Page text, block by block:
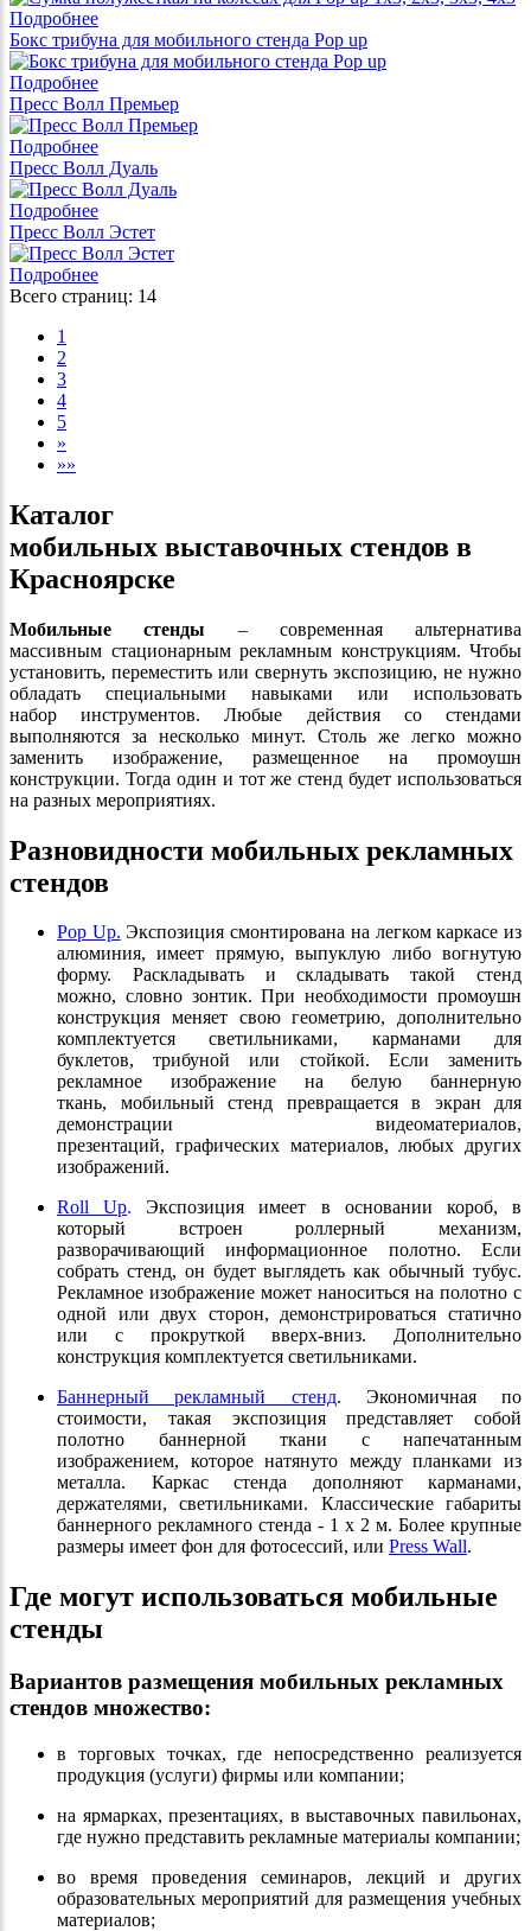
Подробнее
Бокс трибуна для мобильного стенда Pop up
Подробнее
Пресс Волл Премьер
Подробнее
Пресс Волл Дуаль
Подробнее
Пресс Волл Эстет
Подробнее
Всего страниц: 14
1
2
3
4
5
»
»»
Каталог
мобильных выставочных стендов в
Красноярске
Мобильные стенды – современная альтернатива
массивным стационарным рекламным конструкциям. Чтобы
установить, переместить или свернуть экспозицию, не нужно
обладать специальными навыками или использовать
набор инструментов. Любые действия со стендами
выполняются за несколько минут. Столь же легко можно
заменить изображение, размещенное на промоушн
конструкции. Тогда один и тот же стенд будет использоваться
на разных мероприятиях.
Разновидности мобильных рекламных
стендов
Pop Up. Экспозиция смонтирована на легком каркасе из
алюминия, имеет прямую, выпуклую либо вогнутую
форму. Раскладывать и складывать такой стенд
можно, словно зонтик. При необходимости промоушн
конструкция меняет свою геометрию, дополнительно
комплектуется светильниками, карманами для
буклетов, трибуной или стойкой. Если заменить
рекламное изображение на белую баннерную
ткань, мобильный стенд превращается в экран для
демонстрации видеоматериалов,
презентаций, графических материалов, любых других
изображений.
Roll Up. Экспозиция имеет в основании короб, в
который встроен роллерный механизм,
разворачивающий информационное полотно. Если
собрать стенд, он будет выглядеть как обычный тубус.
Рекламное изображение может наноситься на полотно с
одной или двух сторон, демонстрироваться статично
или с прокруткой вверх-вниз. Дополнительно
конструкция комплектуется светильниками.
Баннерный рекламный стенд. Экономичная по
стоимости, такая экспозиция представляет собой
полотно баннерной ткани с напечатанным
изображением, которое натянуто между планками из
металла. Каркас стенда дополняют карманами,
держателями, светильниками. Классические габариты
баннерного рекламного стенда - 1 х 2 м. Более крупные
размеры имеет фон для фотосессий, или Press Wall.
Где могут использоваться мобильные
стенды
Вариантов размещения мобильных рекламных
стендов множество:
в торговых точках, где непосредственно реализуется
продукция (услуги) фирмы или компании;
на ярмарках, презентациях, в выставочных павильонах,
где нужно представить рекламные материалы компании;
во время проведения семинаров, лекций и других
образовательных мероприятий для размещения учебных
материалов;